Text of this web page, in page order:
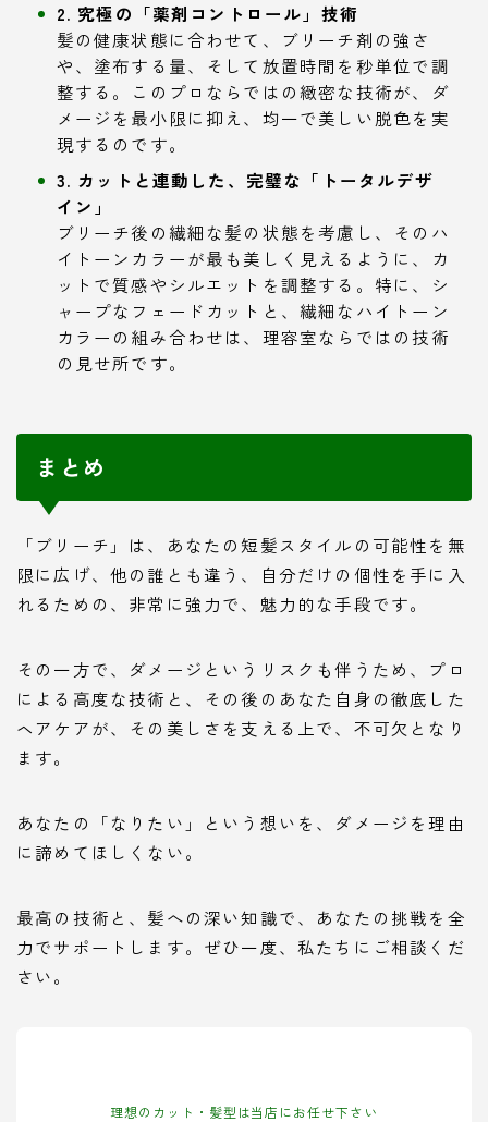
2. 究極の「薬剤コントロール」技術
髪の健康状態に合わせて、ブリーチ剤の強さ
や、塗布する量、そして放置時間を秒単位で調
整する。このプロならではの緻密な技術が、ダ
メージを最小限に抑え、均一で美しい脱色を実
現するのです。
3. カットと連動した、完璧な「トータルデザ
イン」
ブリーチ後の繊細な髪の状態を考慮し、そのハ
イトーンカラーが最も美しく見えるように、カ
ットで質感やシルエットを調整する。特に、シ
ャープなフェードカットと、繊細なハイトーン
カラーの組み合わせは、理容室ならではの技術
の見せ所です。
まとめ
「ブリーチ」は、あなたの短髪スタイルの可能性を無
限に広げ、他の誰とも違う、自分だけの個性を手に入
れるための、非常に強力で、魅力的な手段です。
その一方で、ダメージというリスクも伴うため、プロ
による高度な技術と、その後のあなた自身の徹底した
ヘアケアが、その美しさを支える上で、不可欠となり
ます。
あなたの「なりたい」という想いを、ダメージを理由
に諦めてほしくない。
最高の技術と、髪への深い知識で、あなたの挑戦を全
力でサポートします。ぜひ一度、私たちにご相談くだ
さい。
理想のカット・髪型は当店にお任せ下さい